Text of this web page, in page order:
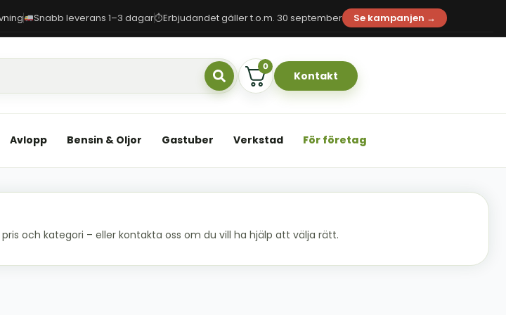
Snabb leverans 1–3 dagar⏱Erbjudandet gäller t.o.m. 30 september Se kampanjen →
0
Kontakt
Avlopp Bensin & Oljor Gastuber Verkstad För företag
och kategori – eller kontakta oss om du vill ha hjälp att välja rätt.